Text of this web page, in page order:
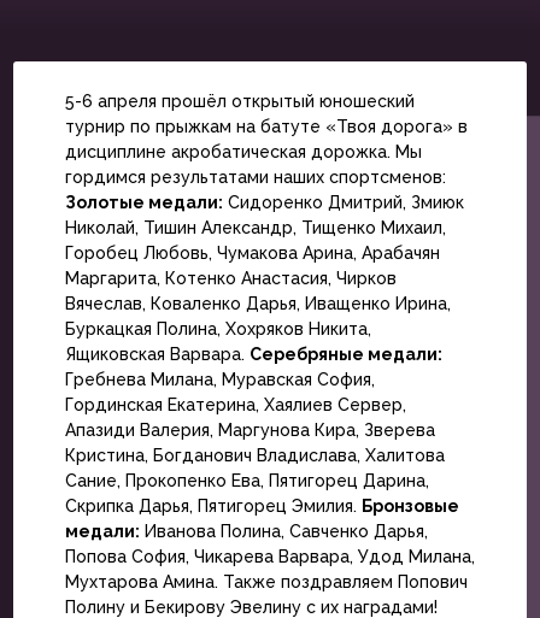
5-6 апреля прошёл открытый юношеский
турнир по прыжкам на батуте «Твоя дорога» в
дисциплине акробатическая дорожка. Мы
гордимся результатами наших спортсменов:
Золотые медали: Сидоренко Дмитрий, Змиюк
Николай, Тишин Александр, Тищенко Михаил,
Горобец Любовь, Чумакова Арина, Арабачян
Маргарита, Котенко Анастасия, Чирков
Вячеслав, Коваленко Дарья, Иващенко Ирина,
Буркацкая Полина, Хохряков Никита,
Ящиковская Варвара. Серебряные медали:
Гребнева Милана, Муравская София,
Гординская Екатерина, Хаялиев Сервер,
Апазиди Валерия, Маргунова Кира, Зверева
Кристина, Богданович Владислава, Халитова
Сание, Прокопенко Ева, Пятигорец Дарина,
Скрипка Дарья, Пятигорец Эмилия. Бронзовые
медали: Иванова Полина, Савченко Дарья,
Попова София, Чикарева Варвара, Удод Милана,
Мухтарова Амина. Также поздравляем Попович
Полину и Бекирову Эвелину с их наградами!